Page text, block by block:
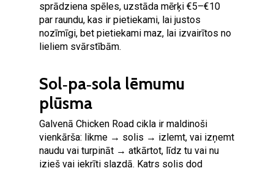
sprādziena spēles, uzstāda mērķi €5–€10
par raundu, kas ir pietiekami, lai justos
nozīmīgi, bet pietiekami maz, lai izvairītos no
lieliem svārstībām.
Sol‑pa‑sola lēmumu
plūsma
Galvenā Chicken Road cikla ir maldinoši
vienkārša: likme → solis → izlemt, vai izņemt
naudu vai turpināt → atkārtot, līdz tu vai nu
izieš vai iekrīti slazdā. Katrs solis dod